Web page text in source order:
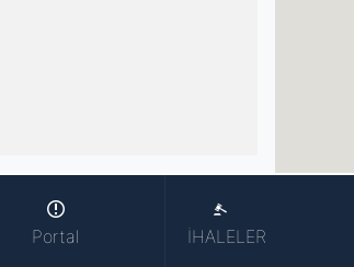
Portal İHALELER